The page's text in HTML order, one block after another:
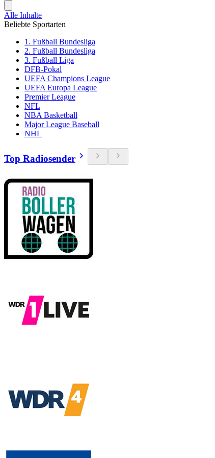
Alle Inhalte
Beliebte Sportarten
1. Fußball Bundesliga
2. Fußball Bundesliga
3. Fußball Liga
DFB-Pokal
UEFA Champions League
UEFA Europa League
Premier League
NFL
NBA Basketball
Major League Baseball
NHL
Top Radiosender